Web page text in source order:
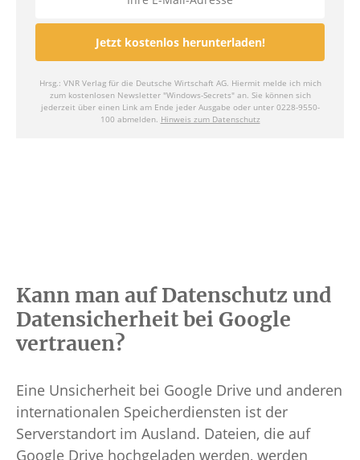
Kann man auf Datenschutz und
Datensicherheit bei Google
vertrauen?
Eine Unsicherheit bei Google Drive und anderen
internationalen Speicherdiensten ist der
Serverstandort im Ausland. Dateien, die auf
Google Drive hochgeladen werden, werden